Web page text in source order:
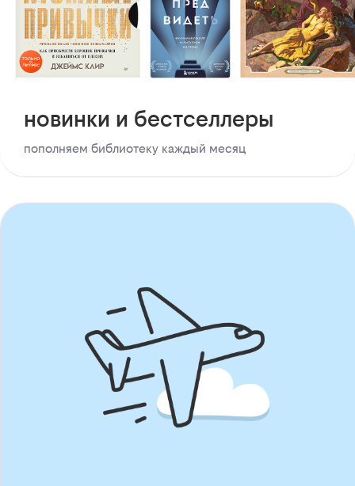
новинки и бестселлеры
пополняем библиотеку каждый месяц